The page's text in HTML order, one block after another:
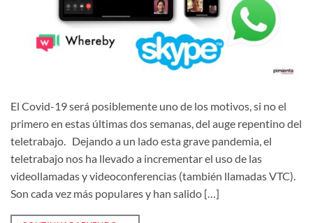
El Covid-19 será posiblemente uno de los motivos, si no el
primero en estas últimas dos semanas, del auge repentino del
teletrabajo. Dejando a un lado esta grave pandemia, el
teletrabajo nos ha llevado a incrementar el uso de las
videollamadas y videoconferencias (también llamadas VTC).
Son cada vez más populares y han salido […]